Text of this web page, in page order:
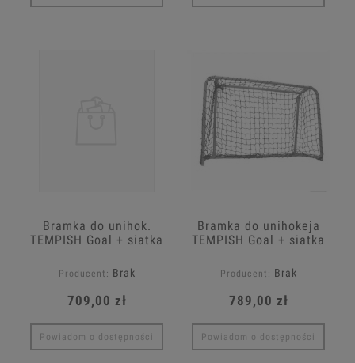
Bramka do unihok.
TEMPISH Goal + siatka
Producent: Brak
709,00 zł
Powiadom o dostępności
Bramka do unihokeja
TEMPISH Goal + siatka
Producent: Brak
789,00 zł
Powiadom o dostępności